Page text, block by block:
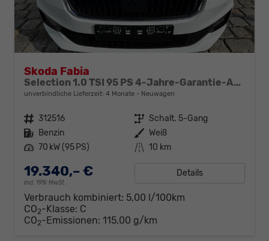
Skoda Fabia
Selection 1.0 TSI 95 PS 4-Jahre-Garantie-AppleCarPlay-AndroidAuto-LED-PDC-Sitzheizung-DAB-Klima
unverbindliche Lieferzeit: 4 Monate Neuwagen
Fahrzeugnr. 312516 Getriebe Schalt. 5-Gang
Kraftstoff Benzin Außenfarbe Weiß
Leistung 70 kW (95 PS) Kilometerstand 10 km
19.340,– €
incl. 19% MwSt.
Details
Verbrauch kombiniert: 5,00 l/100km
CO2-Klasse: C
CO2-Emissionen: 115,00 g/km